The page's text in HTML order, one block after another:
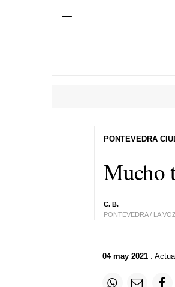
Mucho
C. B.
PONTEVEDRA / LA VOZ
PONTEVEDRA
04 may 2021.